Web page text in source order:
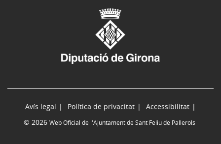
Avís legal Política de privacitat
Accessibilitat
© 2026 Web Oficial de l'Ajuntament de Sant Feliu de Pallerols